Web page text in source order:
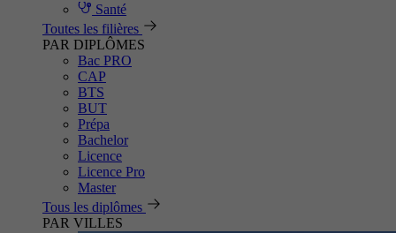
Santé
Toutes les filières
PAR DIPLÔMES
Bac PRO
CAP
BTS
BUT
Prépa
Bachelor
Licence
Licence Pro
Master
Tous les diplômes
PAR VILLES